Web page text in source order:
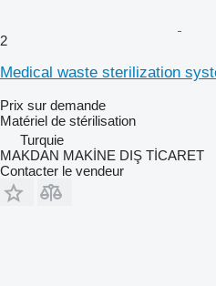
2
Medical waste sterilization
Prix sur demande
Matériel de stérilisation
Turquie
MAKDAN MAKİNE DIŞ TİCARET
Contacter le vendeur